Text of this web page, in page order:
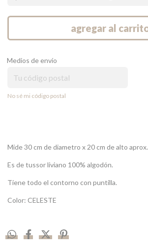
Medios de envío
No sé mi código postal
Mide 30 cm de diametro x 20 cm de alto aprox.
Es de tussor liviano 100% algodón.
Tiene todo el contorno con puntilla.
Color: CELESTE